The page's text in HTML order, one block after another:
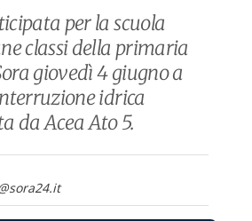
per la scuola
classi della primaria
giovedì 4 giugno a
idrica
da Acea Ato 5.